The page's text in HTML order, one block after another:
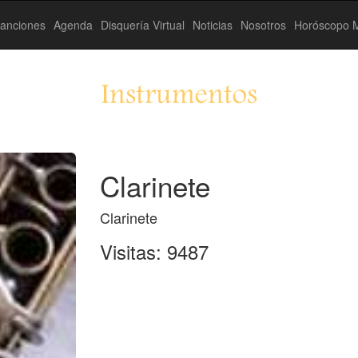
Agenda Disquería Virtual Noticias Nosotros Horóscopo
Instrumentos
Clarinete
Clarinete
Visitas: 9487